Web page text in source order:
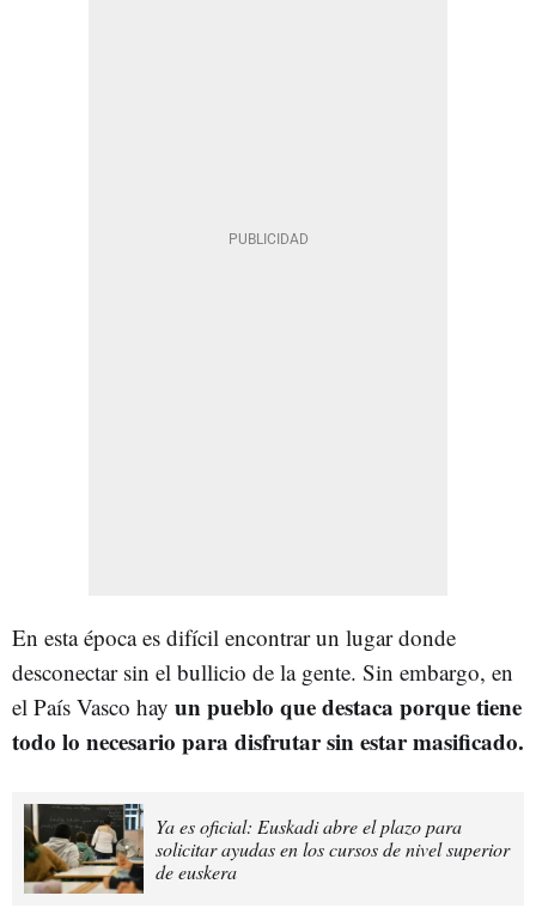
En esta época es difícil encontrar un lugar donde
desconectar sin el bullicio de la gente. Sin embargo, en
el País Vasco hay un pueblo que destaca porque tiene
todo lo necesario para disfrutar sin estar masificado.
Ya es oficial: Euskadi abre el plazo para
solicitar ayudas en los cursos de nivel superior
de euskera